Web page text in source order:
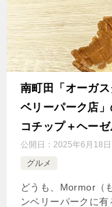
南町田「オーガ
ベリーパーク店
コチップ＋ヘーゼ
公開日： 2025年6月18日
グルメ
どうも、Mormor（
ンベリーパークに